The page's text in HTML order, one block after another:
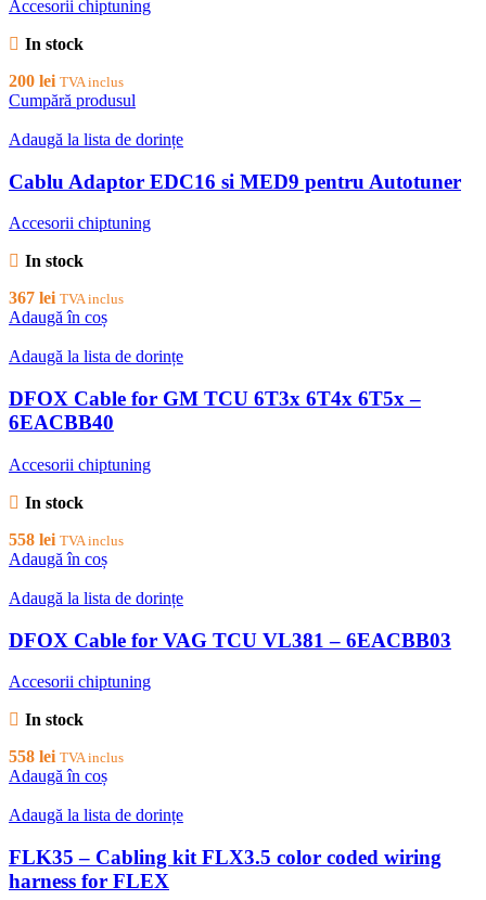
Accesorii chiptuning
In stock
200 lei TVA inclus
Cumpără produsul
Adaugă la lista de dorințe
Cablu Adaptor EDC16 si MED9 pentru Autotuner
Accesorii chiptuning
In stock
367 lei TVA inclus
Adaugă în coș
Adaugă la lista de dorințe
DFOX Cable for GM TCU 6T3x 6T4x 6T5x –
6EACBB40
Accesorii chiptuning
In stock
558 lei TVA inclus
Adaugă în coș
Adaugă la lista de dorințe
DFOX Cable for VAG TCU VL381 – 6EACBB03
Accesorii chiptuning
In stock
558 lei TVA inclus
Adaugă în coș
Adaugă la lista de dorințe
FLK35 – Cabling kit FLX3.5 color coded wiring
harness for FLEX